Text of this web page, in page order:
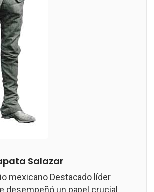
Salazar
mexicano Destacado líder
desempeñó un papel crucial